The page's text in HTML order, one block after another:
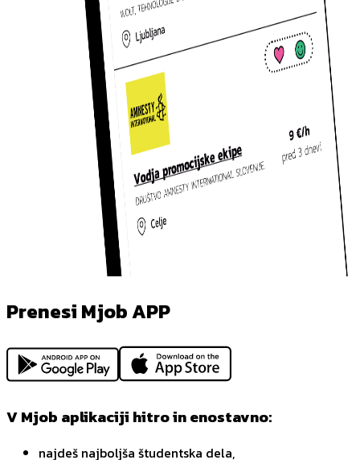
Prenesi Mjob APP
V Mjob aplikaciji hitro in enostavno:
najdeš najboljša študentska dela,